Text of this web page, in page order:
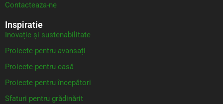
Contacteaza-ne
Inspiratie
Inovație și sustenabilitate
Proiecte pentru avansați
Proiecte pentru casă
Proiecte pentru începători
Sfaturi pentru grădinărit